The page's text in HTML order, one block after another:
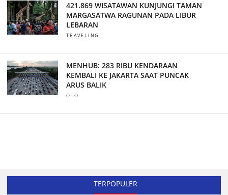
421.869 WISATAWAN KUNJUNGI TAMAN
MARGASATWA RAGUNAN PADA LIBUR
LEBARAN
TRAVELING
MENHUB: 283 RIBU KENDARAAN
KEMBALI KE JAKARTA SAAT PUNCAK
ARUS BALIK
OTO
TERPOPULER